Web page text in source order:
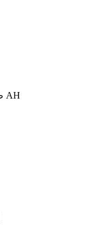
الاحد 9 اغسطس 2026 CE | 24 صفر 1448 AH